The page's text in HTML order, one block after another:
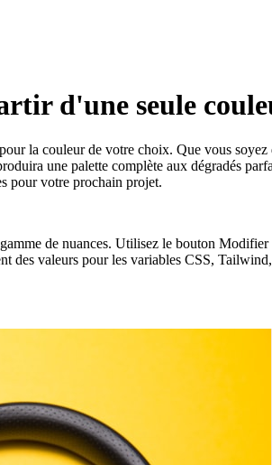
d'une seule
la couleur de votre choix. Que vous
une palette complète aux dégradés
pour votre prochain projet.
de nuances. Utilisez le bouton
des valeurs pour les variables CSS,